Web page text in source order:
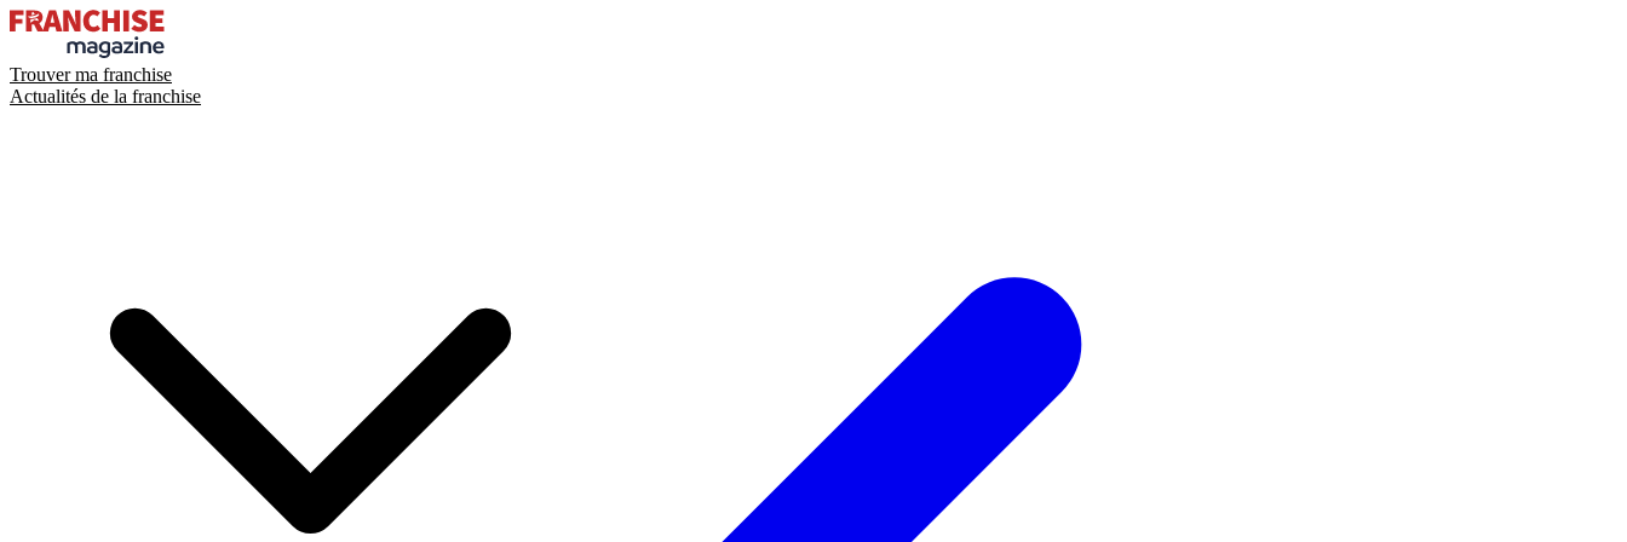
Trouver ma franchise
Actualités de la franchise